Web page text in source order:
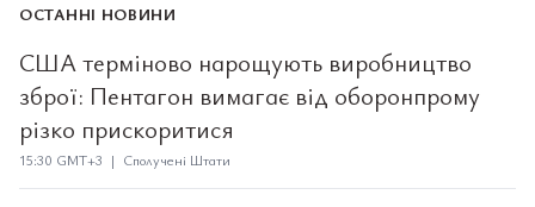
ОСТАННІ НОВИНИ
США терміново нарощують виробництво
зброї: Пентагон вимагає від оборонпрому
різко прискоритися
15:30 GMT+3 | Сполучені Штати